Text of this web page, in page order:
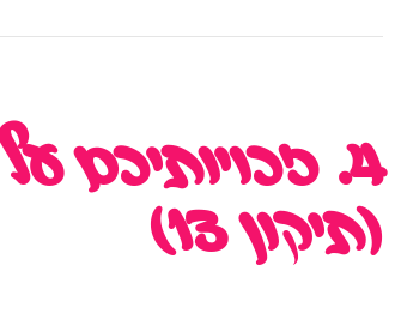
4. זכויותיכם
(תיקון 13)